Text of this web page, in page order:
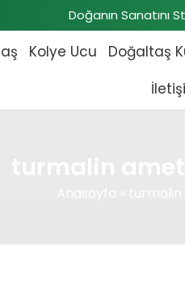
Doğanın Sanatını
Kolye Ucu Doğaltaş